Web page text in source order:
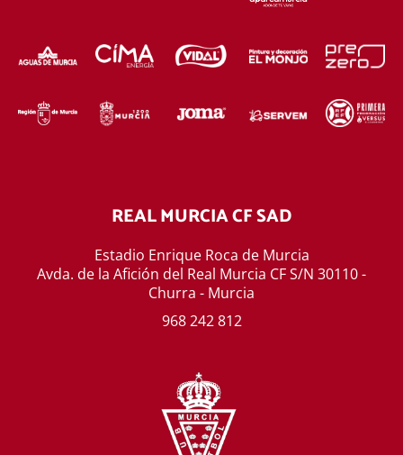
REAL MURCIA CF SAD
Estadio Enrique Roca de Murcia
Avda. de la Afición del Real Murcia CF S/N 30110 -
Churra - Murcia
968 242 812